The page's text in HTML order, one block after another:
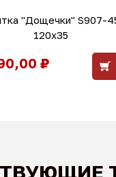
"Дощечки" S907-
120x35
₽